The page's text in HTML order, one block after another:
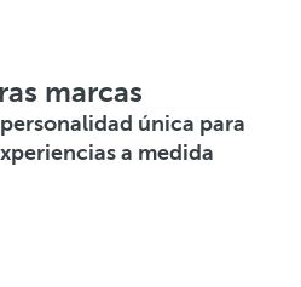
marcas
única para
a medida